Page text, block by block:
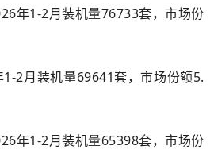
年1-2月装机量76733套，市场份
2月装机量69641套，市场份额5.
年1-2月装机量65398套，市场份